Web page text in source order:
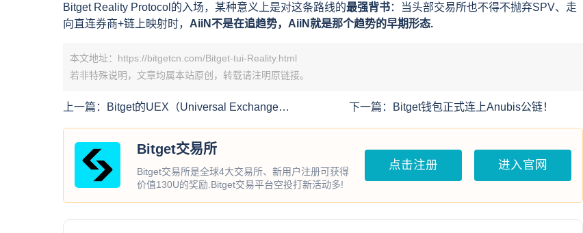
Bitget Reality Protocol的入场，某种意义上是对这条路线的最强背书：当头部交易所也不得不抛弃SPV、走
向直连券商+链上映射时， AiiN不是在追趋势，AiiN就是那个趋势的早期形态.
本文地址：https://bitgetcn.com/Bitget-tui-Reality.html
若非特殊说明，文章均属本站原创，转载请注明原链接。
上一篇：
Bitget的UEX（Universal Exchange）
下一篇： Bitget钱包正式连上Anubis公链！
Bitget交易所
Bitget交易所是全球4大交易所、新用户注册可获得
价值130U的奖励.Bitget交易平台空投打新活动多!
点击注册 进入官网